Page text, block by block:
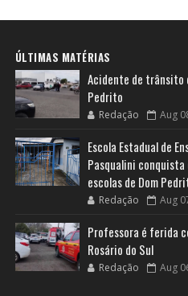
ÚLTIMAS MATÉRIAS
Acidente de trânsito
Pedrito
Redação Aug
Escola Estadual de
Pasqualini conquista
escolas de Dom
Redação Aug
Professora é ferida
Rosário do Sul
Redação Aug